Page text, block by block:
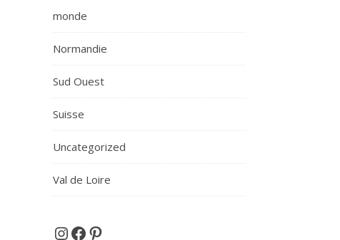
monde
Normandie
Sud Ouest
Suisse
Uncategorized
Val de Loire
Et si on partait en voyage ...
Facebook
Pinterest